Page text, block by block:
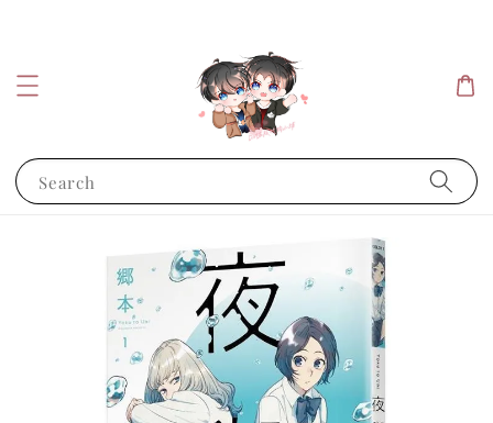
Search